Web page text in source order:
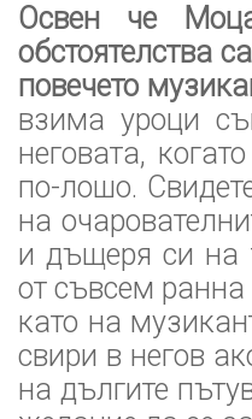
Освен че
обстоятелства
повечето
взима уроци
неговата,
по-лошо.
на
и дъщеря си на
от съвсем ранна
като на
свири в негов
на дългите